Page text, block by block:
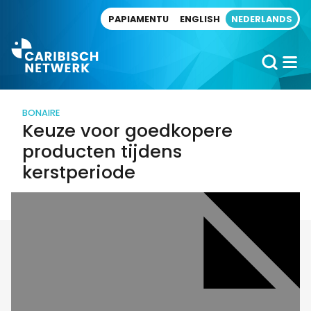
PAPIAMENTU ENGLISH NEDERLANDS
BONAIRE
Keuze voor goedkopere
producten tijdens
kerstperiode